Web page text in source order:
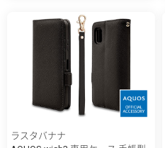
ラスタバナナ